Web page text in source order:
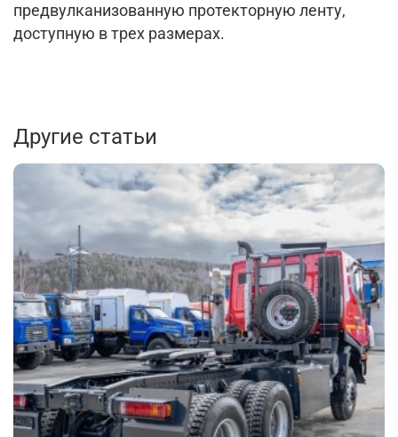
предвулканизованную протекторную ленту,
доступную в трех размерах.
Другие статьи